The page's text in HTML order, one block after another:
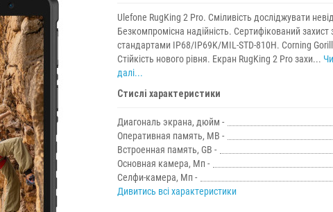
Ulefone RugKing 2 Pro. Сміливість досліджувати
Безкомпромісна надійність. Сертифікований захист
стандартами IP68/IP69K/MIL-STD-810H. Corning
Стійкість нового рівня. Екран RugKing 2 Pro захи...
далі...
Стислі характеристики
Диагональ экрана, дюйм -
Оперативная память, MB -
Встроенная память, GB -
Основная камера, Мп -
Селфи-камера, Мп -
Дивитись всі характеристики